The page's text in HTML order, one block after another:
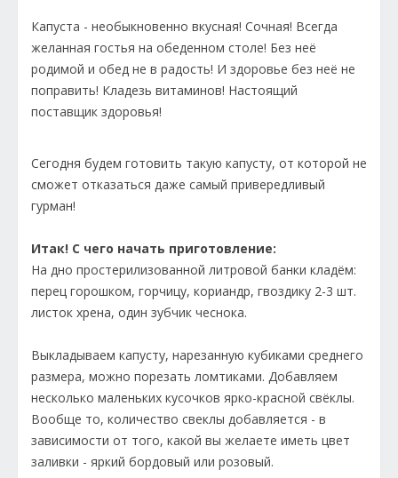
Капуста - необыкновенно вкусная! Сочная! Всегда
желанная гостья на обеденном столе! Без неё
родимой и обед не в радость! И здоровье без неё не
поправить! Кладезь витаминов! Настоящий
поставщик здоровья!
Сегодня будем готовить такую капусту, от которой не
сможет отказаться даже самый привередливый
гурман!
Итак! С чего начать приготовление:
На дно простерилизованной литровой банки кладём:
перец горошком, горчицу, кориандр, гвоздику 2-3 шт.
листок хрена, один зубчик чеснока.
Выкладываем капусту, нарезанную кубиками среднего
размера, можно порезать ломтиками. Добавляем
несколько маленьких кусочков ярко-красной свёклы.
Вообще то, количество свеклы добавляется - в
зависимости от того, какой вы желаете иметь цвет
заливки - яркий бордовый или розовый.